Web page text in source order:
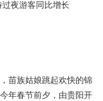
过夜游客同比增长
苗族姑娘跳起欢快的锦
年春节前夕，由贵阳开